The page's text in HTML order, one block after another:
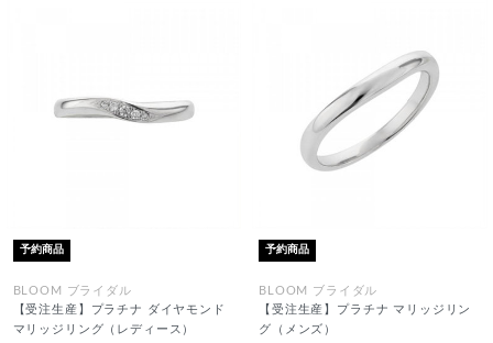
予約商品
BLOOM ブライダル
【受注生産】プラチナ ダイヤモンド
マリッジリング（レディース）
予約商品
BLOOM ブライダル
【受注生産】プラチナ マリッジリン
グ（メンズ）